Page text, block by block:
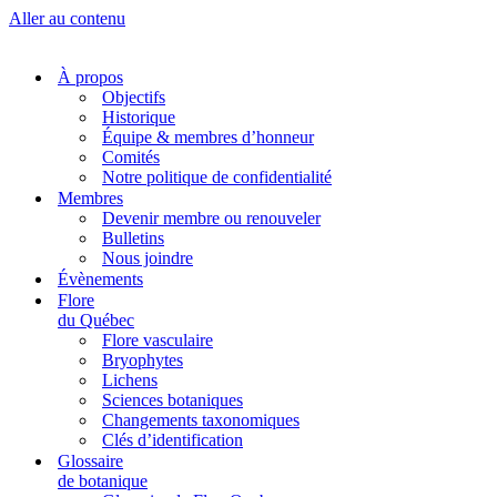
Aller au contenu
À propos
Objectifs
Historique
Équipe & membres d’honneur
Comités
Notre politique de confidentialité
Membres
Devenir membre ou renouveler
Bulletins
Nous joindre
Évènements
Flore
du Québec
Flore vasculaire
Bryophytes
Lichens
Sciences botaniques
Changements taxonomiques
Clés d’identification
Glossaire
de botanique